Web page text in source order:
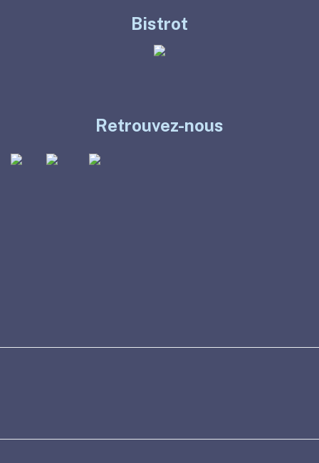
Bistrot
Retrouvez-nous